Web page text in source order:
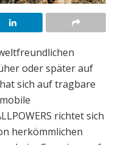
oder später auf
sich auf tragbare
richtet sich
herkömmlichen